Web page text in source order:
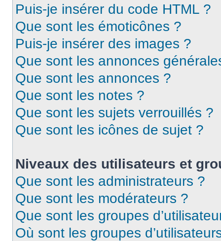
Puis-je insérer du code HTML ?
Que sont les émoticônes ?
Puis-je insérer des images ?
Que sont les annonces
Que sont les annonces ?
Que sont les notes ?
Que sont les sujets verrouillés ?
Que sont les icônes de sujet ?
Niveaux des utilisateurs et
Que sont les administrateurs ?
Que sont les modérateurs ?
Que sont les groupes
Où sont les groupes